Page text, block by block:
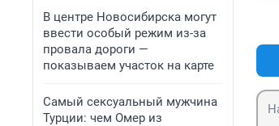
В центре Новосибирска могут
ввести особый режим из-за
провала дороги —
показываем участок на карте
Самый сексуальный мужчина
Турции: чем Омер из